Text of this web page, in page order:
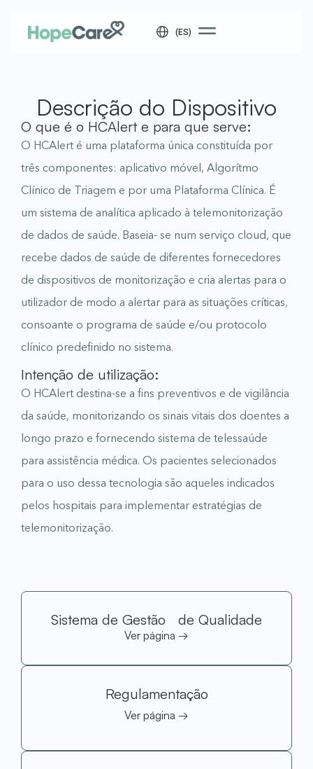
(ES)
Descrição do Dispositivo
O que é o HCAlert e para que serve:
O HCAlert é uma plataforma única constituída por
três componentes: aplicativo móvel, Algorítmo
Clínico de Triagem e por uma Plataforma Clínica. É
um sistema de analítica aplicado à telemonitorização
de dados de saúde. Baseia- se num serviço cloud, que
recebe dados de saúde de diferentes fornecedores
de dispositivos de monitorização e cria alertas para o
utilizador de modo a alertar para as situações críticas,
consoante o programa de saúde e/ou protocolo
clínico predefinido no sistema.
Intenção de utilização:
O HCAlert destina-se a fins preventivos e de vigilância
da saúde, monitorizando os sinais vitais dos doentes a
longo prazo e fornecendo sistema de telessaúde
para assistência médica. Os pacientes selecionados
para o uso dessa tecnologia são aqueles indicados
pelos hospitais para implementar estratégias de
telemonitorização.
Sistema de Gestão de Qualidade
Ver página →
Regulamentação
Ver página →